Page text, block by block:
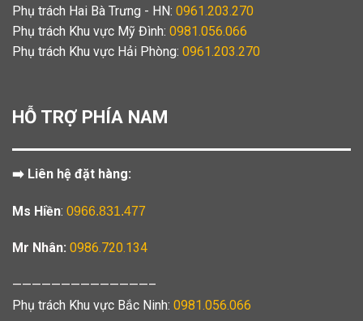
Phụ trách Hai Bà Trưng - HN: 0961.203.270
Phụ trách Khu vực Mỹ Đình: 0981.056.066
Phụ trách Khu vực Hải Phòng: 0961.203.270
HỖ TRỢ PHÍA NAM
➡️ Liên hệ đặt hàng:
Ms Hiền: 0966.831.477
Mr Nhân: 0986.720.134
——————————————–
Phụ trách Khu vực Bắc Ninh: 0981.056.066